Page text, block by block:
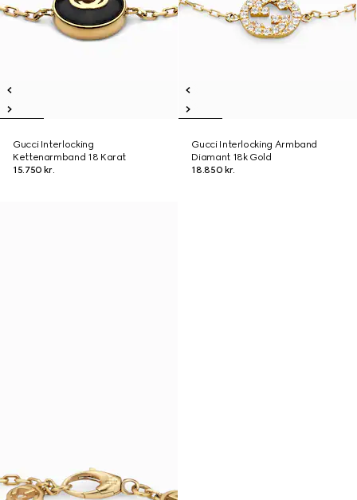
Gucci Interlocking
Kettenarmband 18 Karat
15.750 kr.
Gucci Interlocking Armband
Diamant 18k Gold
18.850 kr.